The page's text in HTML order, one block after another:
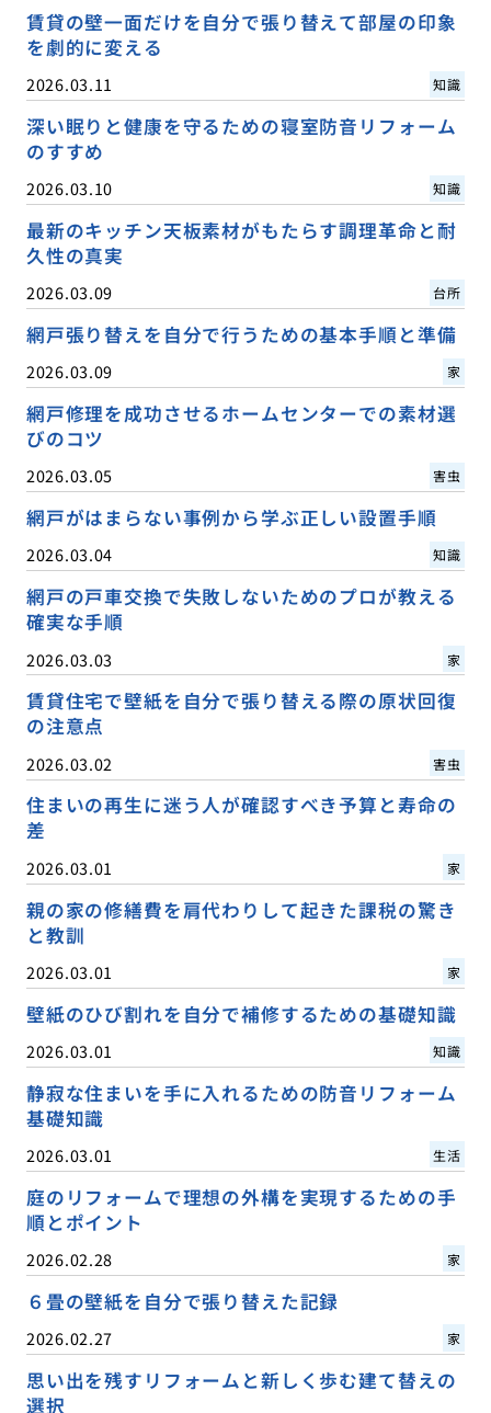
賃貸の壁一面だけを自分で張り替えて部屋の印象
を劇的に変える
2026.03.11 知識
深い眠りと健康を守るための寝室防音リフォーム
のすすめ
2026.03.10 知識
最新のキッチン天板素材がもたらす調理革命と耐
久性の真実
2026.03.09 台所
網戸張り替えを自分で行うための基本手順と準備
2026.03.09 家
網戸修理を成功させるホームセンターでの素材選
びのコツ
2026.03.05 害虫
網戸がはまらない事例から学ぶ正しい設置手順
2026.03.04 知識
網戸の戸車交換で失敗しないためのプロが教える
確実な手順
2026.03.03 家
賃貸住宅で壁紙を自分で張り替える際の原状回復
の注意点
2026.03.02 害虫
住まいの再生に迷う人が確認すべき予算と寿命の
差
2026.03.01 家
親の家の修繕費を肩代わりして起きた課税の驚き
と教訓
2026.03.01 家
壁紙のひび割れを自分で補修するための基礎知識
2026.03.01 知識
静寂な住まいを手に入れるための防音リフォーム
基礎知識
2026.03.01 生活
庭のリフォームで理想の外構を実現するための手
順とポイント
2026.02.28 家
６畳の壁紙を自分で張り替えた記録
2026.02.27 家
思い出を残すリフォームと新しく歩む建て替えの
選択